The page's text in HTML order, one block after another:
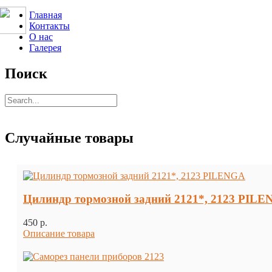
Главная
Контакты
О нас
Галерея
Поиск
Случайные товары
Цилиндр тормозной задний 2121*, 2123
450 p.
Описание товара